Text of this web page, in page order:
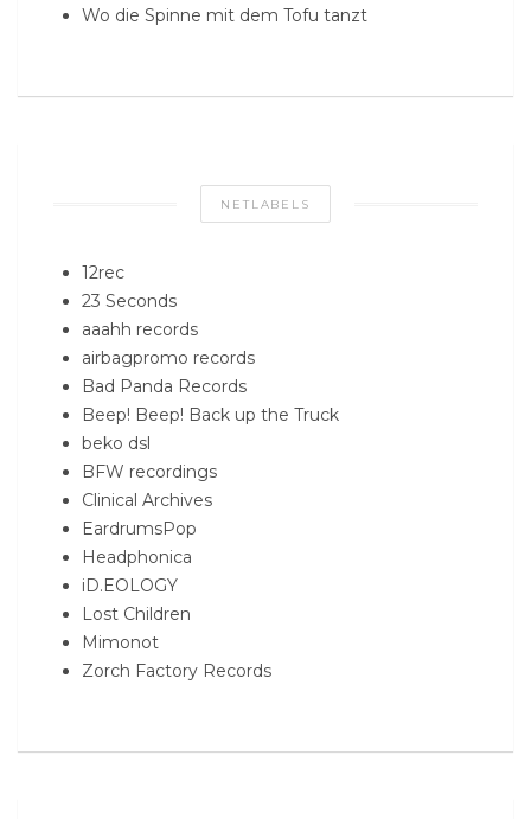
Wo die Spinne mit dem Tofu tanzt
NETLABELS
12rec
23 Seconds
aaahh records
airbagpromo records
Bad Panda Records
Beep! Beep! Back up the Truck
beko dsl
BFW recordings
Clinical Archives
EardrumsPop
Headphonica
iD.EOLOGY
Lost Children
Mimonot
Zorch Factory Records